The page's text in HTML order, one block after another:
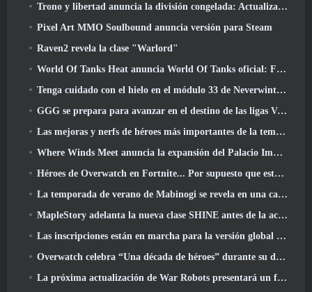
Trono y libertad anuncia la división congelada: Actualización Nix
Pixel Art MMO Soulbound anuncia versión para Steam
Raven2 revela la clase "Warlord"
World Of Tanks Heat anuncia World Of Tanks oficial: Fecha de lanzamiento de HEAT
Tenga cuidado con el hielo en el módulo 33 de Neverwinter, Frío cortante
GGG se prepara para avanzar en el destino de las ligas Vaal de Path Of Exile 2 antes del lanzamiento del regreso de los Antiguos
Las mejoras y nerfs de héroes más importantes de la temporada 8
Where Winds Meet anuncia la expansión del Palacio Imperial y comparte una hoja de ruta de contenido "masiva"
Héroes de Overwatch en Fortnite... Por supuesto que estaba destinado a suceder
La temporada de verano de Mabinogi se revela en una carta del productor
MapleStory adelanta la nueva clase SHINE antes de la actualización de junio
Las inscripciones están en marcha para la versión global de la 'Prueba de prólogo' de Limit Zero Breakers de NCSoft
Overwatch celebra “Una década de héroes” durante su décimo aniversario
La próxima actualización de War Robots presentará un francotirador inspirado en Lovecraft